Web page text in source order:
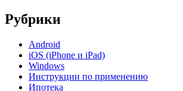
Рубрики
Android
iOS (iPhone и iPad)
Windows
Инструкции по применению
Ипотека